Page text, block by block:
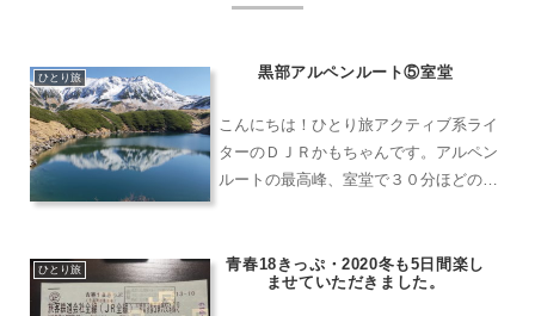
ひとり旅 黒部アルペンルート⑤室堂
こんにちは！ひとり旅アクティブ系ライ
ターのＤＪＲかもちゃんです。アルペン
ルートの最高峰、室堂で３０分ほどの時
品や食事については、こちらのホテル立
山さんの中で済ませること...
ひとり旅
青春18きっぷ・2020冬も5日間楽し
ませていただきました。